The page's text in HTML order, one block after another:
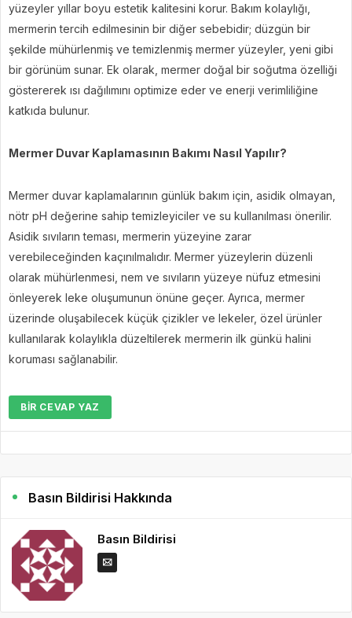
yüzeyler yıllar boyu estetik kalitesini korur. Bakım kolaylığı,
mermerin tercih edilmesinin bir diğer sebebidir; düzgün bir
şekilde mühürlenmiş ve temizlenmiş mermer yüzeyler, yeni gibi
bir görünüm sunar. Ek olarak, mermer doğal bir soğutma özelliği
göstererek ısı dağılımını optimize eder ve enerji verimliliğine
katkıda bulunur.
Mermer Duvar Kaplamasının Bakımı Nasıl Yapılır?
Mermer duvar kaplamalarının günlük bakım için, asidik olmayan,
nötr pH değerine sahip temizleyiciler ve su kullanılması önerilir.
Asidik sıvıların teması, mermerin yüzeyine zarar
verebileceğinden kaçınılmalıdır. Mermer yüzeylerin düzenli
olarak mühürlenmesi, nem ve sıvıların yüzeye nüfuz etmesini
önleyerek leke oluşumunun önüne geçer. Ayrıca, mermer
üzerinde oluşabilecek küçük çizikler ve lekeler, özel ürünler
kullanılarak kolaylıkla düzeltilerek mermerin ilk günkü halini
koruması sağlanabilir.
BIR CEVAP YAZ
Basın Bildirisi Hakkında
Basın Bildirisi